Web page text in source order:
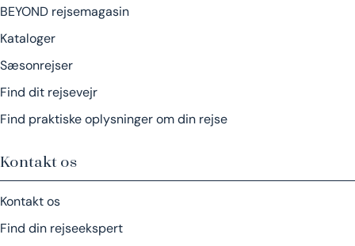
BEYOND rejsemagasin
Kataloger
Sæsonrejser
Find dit rejsevejr
Find praktiske oplysninger om din rejse
Kontakt os
Kontakt os
Find din rejseekspert